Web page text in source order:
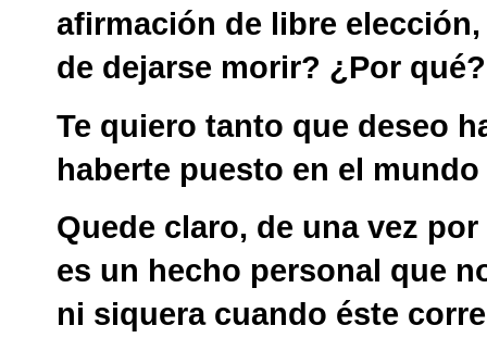
afirmación de libre
de dejarse morir? ¿Por qué?
Te quiero tanto que deseo
haberte puesto en el
Quede claro, de una vez
es un hecho personal que
ni siquera cuando éste